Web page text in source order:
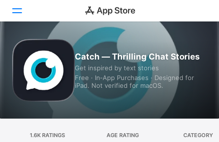
Today
Games
Apps
Arcade
Catch — Thrilling Chat Stories
Get inspired by text stories
Free · In‑App Purchases · Designed for
iPad. Not verified for macOS.
1.6K RATINGS AGE RATING CATEGORY